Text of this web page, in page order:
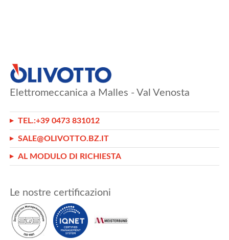
Elettromeccanica a Malles - Val Venosta
TEL.:+39 0473 831012
SALE@OLIVOTTO.BZ.IT
AL MODULO DI RICHIESTA
Le nostre certificazioni